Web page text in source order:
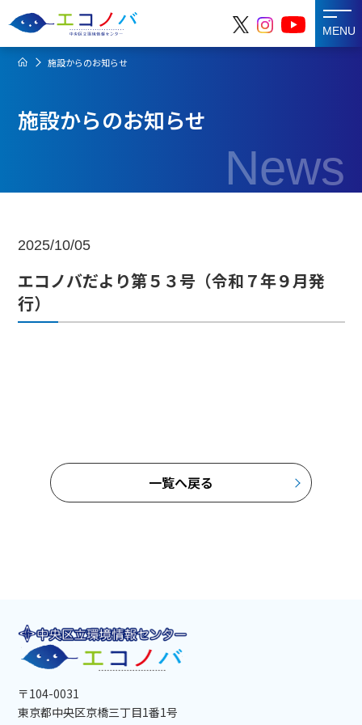
MENU
施設からのお知らせ
施設からのお知らせ
News
2025/10/05
エコノバだより第５３号（令和７年９月発
行）
一覧へ戻る
〒104-0031
東京都中央区京橋三丁目1番1号